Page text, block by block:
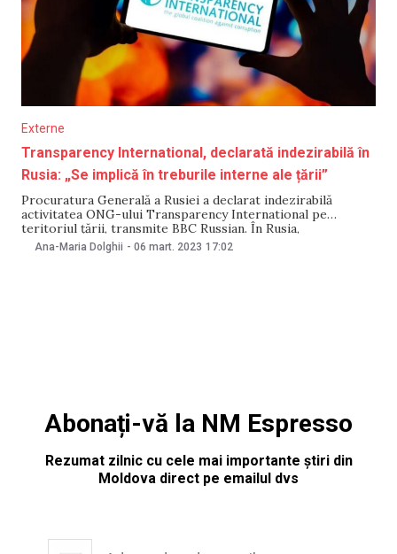
Externe
Transparency International, declarată indezirabilă în
Rusia: „Se implică în treburile interne ale țării”
Procuratura Generală a Rusiei a declarat indezirabilă
activitatea ONG-ului Transparency International pe
teritoriul țării, transmite BBC Russian. În Rusia,
binecunoscuta organizație internațională, specializată în
combaterea corupției, activează sub numele de
Ana-Maria Dolghii - 06 mart. 2023 17:02
Abonați-vă la NM Espresso
Rezumat zilnic cu cele mai importante știri din
Moldova direct pe emailul dvs